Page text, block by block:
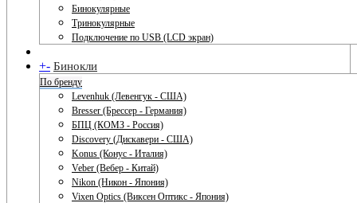
Бинокулярные
Тринокулярные
Подключение по USB (LCD экран)
+- Бинокли
По бренду
Levenhuk (Левенгук - США)
Bresser (Брессер - Германия)
БПЦ (КОМЗ - Россия)
Discovery (Дискавери - США)
Konus (Конус - Италия)
Veber (Вебер - Китай)
Nikon (Никон - Япония)
Vixen Optics (Виксен Оптикс - Япония)